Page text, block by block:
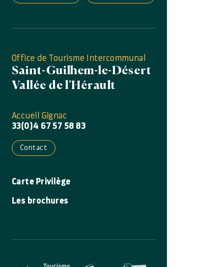
Office de Tourisme Intercommunal
Saint-Guilhem-le-Désert
Vallée de l’Hérault
Accueil Gignac
33(0)4 67 57 58 83
Contact
Carte Privilège
Les brochures